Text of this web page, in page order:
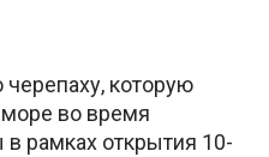
которую
во время
рамках открытия 10-